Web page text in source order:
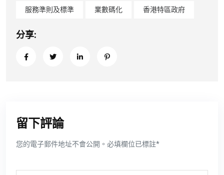
服務準則及標準 業數碼化 香港特區政府
分享:
留下評論
您的電子郵件地址不會公開。必填欄位已標註*